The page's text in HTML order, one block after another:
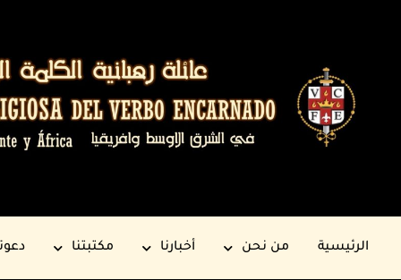
الرئيسية من نحن أخبارنا مكتبتنا